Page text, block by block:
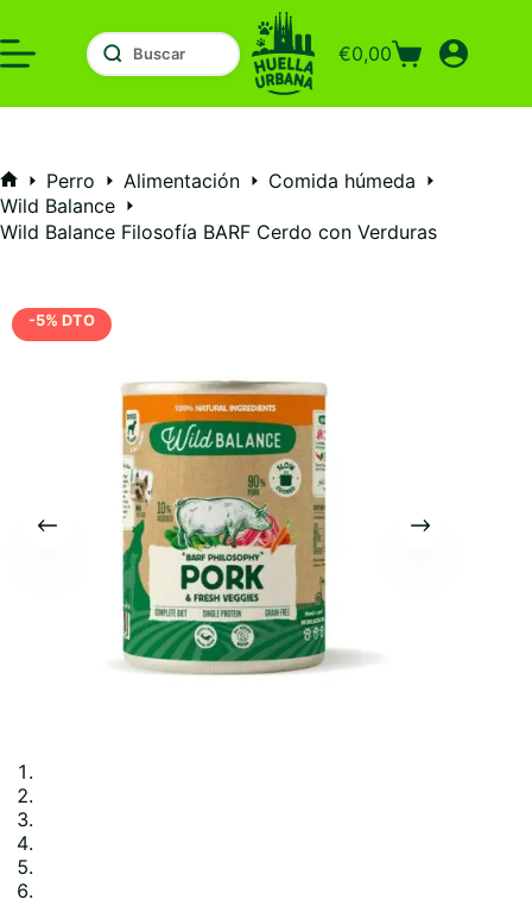
al
contenido
Carro
compra
€0,00
Inicio
Perro Alimentación
Comida húmeda
Wild Balance
Wild Balance Filosofía BARF Cerdo con Verduras
-5% DTO